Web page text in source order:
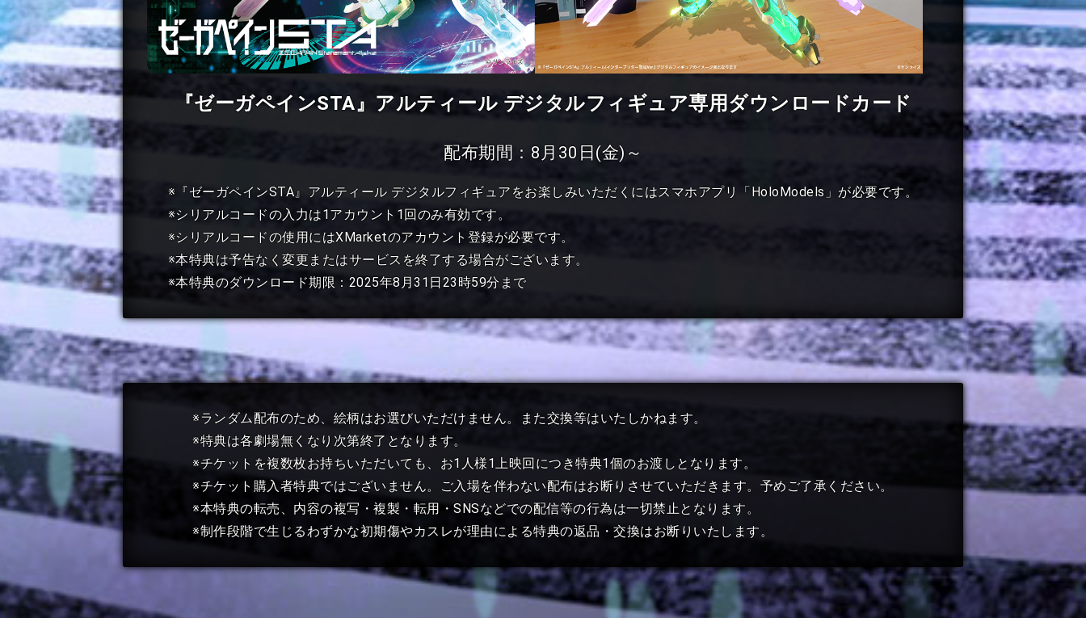
『ゼーガペインSTA』 アルティール デジタルフィギュア専用 ダウンロードカード
配布期間 ： 8月30日(金)～
※『ゼーガペインSTA』アルティール デジタルフィギュアをお楽しみいただくにはスマホアプリ「HoloModels」が必要です。
※シリアルコードの入力は1アカウント1回のみ有効です。
※シリアルコードの使用にはXMarketのアカウント登録が必要です。
※本特典は予告なく変更またはサービスを終了する場合がございます。
※本特典のダウンロード期限：2025年8月31日23時59分まで
※ランダム配布のため、絵柄はお選びいただけません。また交換等はいたしかねます。
※特典は各劇場無くなり次第終了となります。
※チケットを複数枚お持ちいただいても、お1人様1上映回につき特典1個のお渡しとなります。
※チケット購入者特典ではございません。ご入場を伴わない配布はお断りさせていただきます。予めご了承ください。
※本特典の転売、内容の複写・複製・転用・SNSなどでの配信等の行為は一切禁止となります。
※制作段階で生じるわずかな初期傷やカスレが理由による特典の返品・交換はお断りいたします。